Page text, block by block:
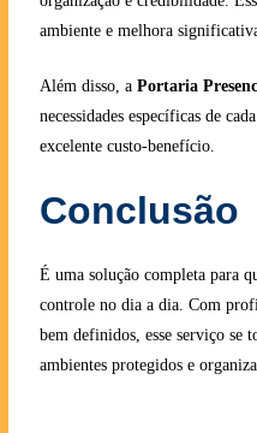
ambiente e melhora
Além disso, a Portaria
necessidades específicas de
excelente custo-benefício.
Conclusão
É uma solução completa para
controle no dia a dia. Com
bem definidos, esse serviço se
ambientes protegidos e